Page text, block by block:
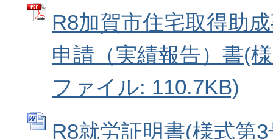
R8加賀市住宅取得助
申請（実績報告）書(
ファイル: 110.7KB)
R8就労証明書(様式第